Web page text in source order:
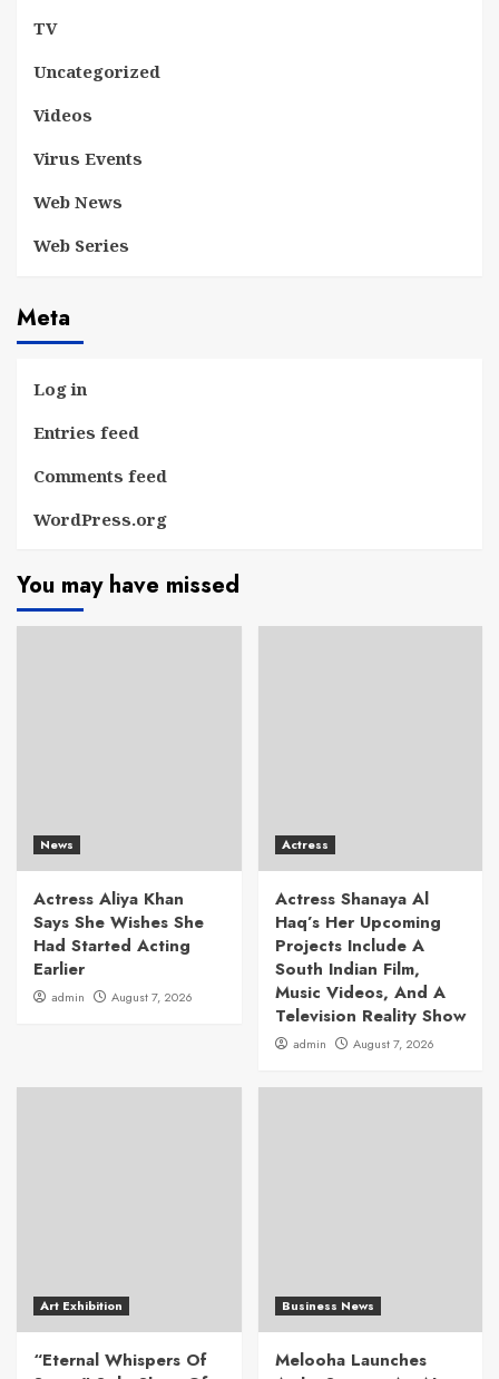
TV
Uncategorized
Videos
Virus Events
Web News
Web Series
Meta
Log in
Entries feed
Comments feed
WordPress.org
You may have missed
News
Actress Aliya Khan
Says She Wishes She
Had Started Acting
Earlier
admin August 7, 2026
Actress
Actress Shanaya Al
Haq’s Her Upcoming
Projects Include A
South Indian Film,
Music Videos, And A
Television Reality Show
admin August 7, 2026
Art Exhibition
“Eternal Whispers Of
Business News
Melooha Launches